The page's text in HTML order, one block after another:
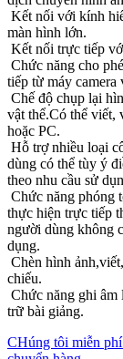
Kết nối với kính
màn hình lớn.
Kết nối trực tiếp
Chức năng cho
tiếp từ máy camera
Chế độ chụp lại
vật thể.Có thể viết,
hoặc PC.
Hỗ trợ nhiều loại
dùng có thể tùy ý
theo nhu cầu sử
Chức năng phóng
thực hiện trực tiếp
người dùng không
dụng.
Chèn hình
chiếu.
Chức năng ghi âm
trữ bài giảng.
CHúng tôi miễn